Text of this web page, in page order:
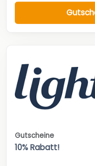
Gutscheine
10% Rabatt!